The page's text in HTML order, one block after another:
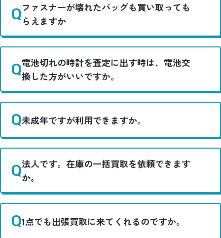
ファスナーが壊れたバッグも買い取っても
らえますか
電池切れの時計を査定に出す時は、電池交
換した方がいいですか。
未成年ですが利用できますか。
法人です。在庫の一括買取を依頼できます
か。
1点でも出張買取に来てくれるのですか。